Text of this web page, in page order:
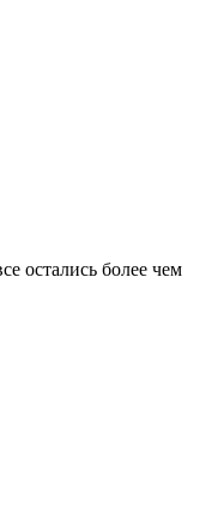
остались более чем